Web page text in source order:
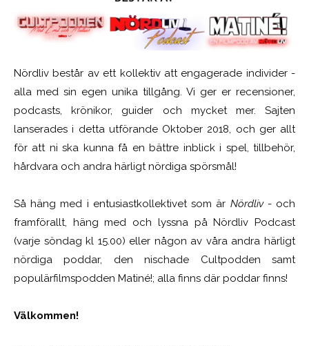
Nördliv består av ett kollektiv att engagerade individer -
alla med sin egen unika tillgång. Vi ger er recensioner,
podcasts, krönikor, guider och mycket mer. Sajten
lanserades i detta utförande Oktober 2018, och ger allt
för att ni ska kunna få en bättre inblick i spel, tillbehör,
hårdvara och andra härligt nördiga spörsmål!
Så häng med i entusiastkollektivet som är Nördliv- och
framförallt, häng med och lyssna på Nördliv Podcast
(varje söndag kl 15.00) eller någon av våra andra härligt
nördiga poddar, den nischade Cultpodden samt
populärfilmspodden Matiné!; alla finns där poddar finns!
Välkommen!